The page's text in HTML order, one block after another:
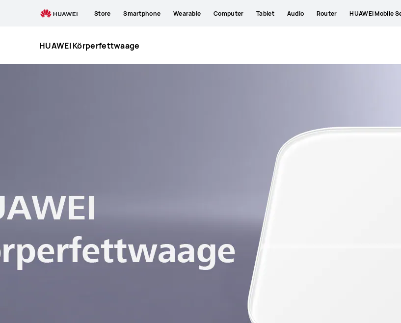
Store Smartphone Wearable Computer Tablet Audio Router HUAWEI Mobile
HUAWEI Körperfettwaage